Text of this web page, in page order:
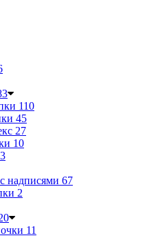
110
45
27
10
надписями 67
2
11